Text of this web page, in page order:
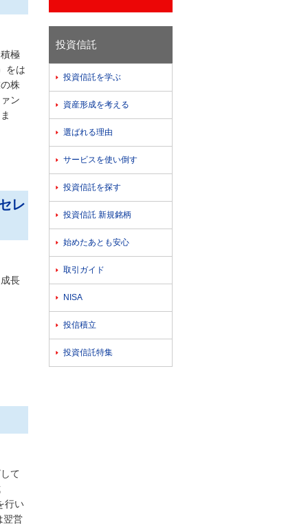
極
をは
株
ン
レ
長
て
行い
翌営
投資信託
 投資信託を学ぶ
 資産形成を考える
 選ばれる理由
 サービスを使い倒す
 投資信託を探す
 投資信託 新規銘柄
 始めたあとも安心
 取引ガイド
 NISA
 投信積立
 投資信託特集